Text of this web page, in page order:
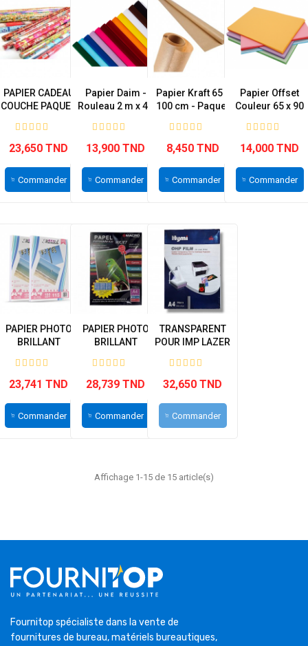
PAPIER CADEAU
COUCHE PAQUET
23,650 TND
Commander
Papier Daim -
Rouleau 2 m x 45
13,900 TND
Commander
Papier Kraft 65 x
100 cm - Paquet
8,450 TND
Commander
Papier Offset
Couleur 65 x 90
14,000 TND
Commander
PAPIER PHOTO
BRILLANT
23,741 TND
Commander
PAPIER PHOTO
BRILLANT
28,739 TND
Commander
TRANSPARENT
POUR IMP LAZER
32,650 TND
Commander
Affichage 1-15 de 15 article(s)
Fournitop spécialiste dans la vente de
fournitures de bureau, matériels bureautiques,